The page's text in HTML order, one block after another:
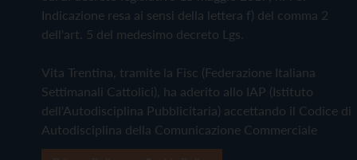
Indicazione resa ai sensi della lettera f) del comma 2
dell'art. 5 del medesimo decreto Lgs.
Vita Trentina, tramite la Fisc (Federazione Italiana
Settimanali Cattolici), ha aderito allo IAP (Istituto
dell'Autodisciplina Pubblicitaria) accettando il Codice di
Autodisciplina della Comunicazione Commerciale